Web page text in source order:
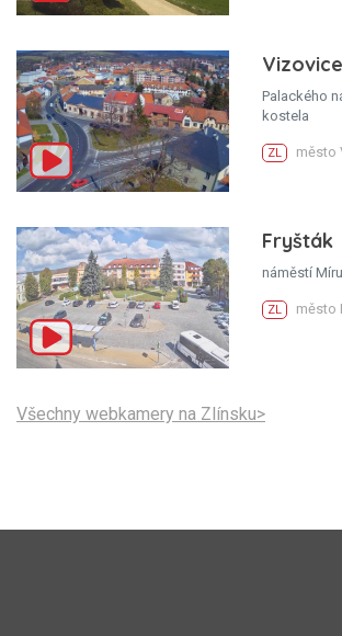
Vizovice
Palackého
kostela
ZL město
Fryšták
náměstí Míru
ZL město
Všechny webkamery na Zlínsku>